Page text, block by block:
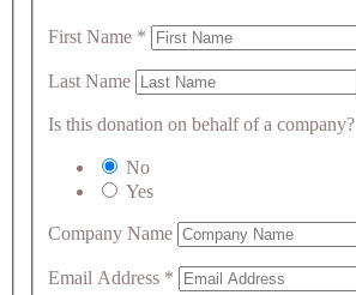
First Name *
Last Name
Is this donation on behalf of a company?
No
Yes
Company Name
Email Address *